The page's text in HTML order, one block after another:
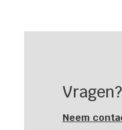
Vragen?
Neem